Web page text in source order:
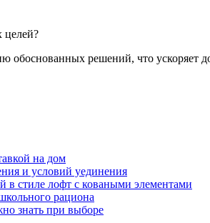
целей?
обоснованных решений, что ускоряет
на дом
и условий уединения
в стиле лофт с коваными элементами
рациона
знать при выборе